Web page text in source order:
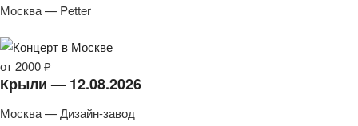
Москва — Petter
от 2000 ₽
Крыли — 12.08.2026
Москва — Дизайн-завод